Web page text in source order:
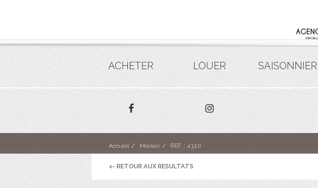
ACHETER LOUER SAISONNIER
Accueil Maison REF. : 4310
<- RETOUR AUX RESULTATS